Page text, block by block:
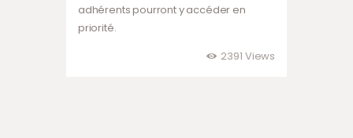
adhérents pourront y accéder en
priorité.
2391 Views